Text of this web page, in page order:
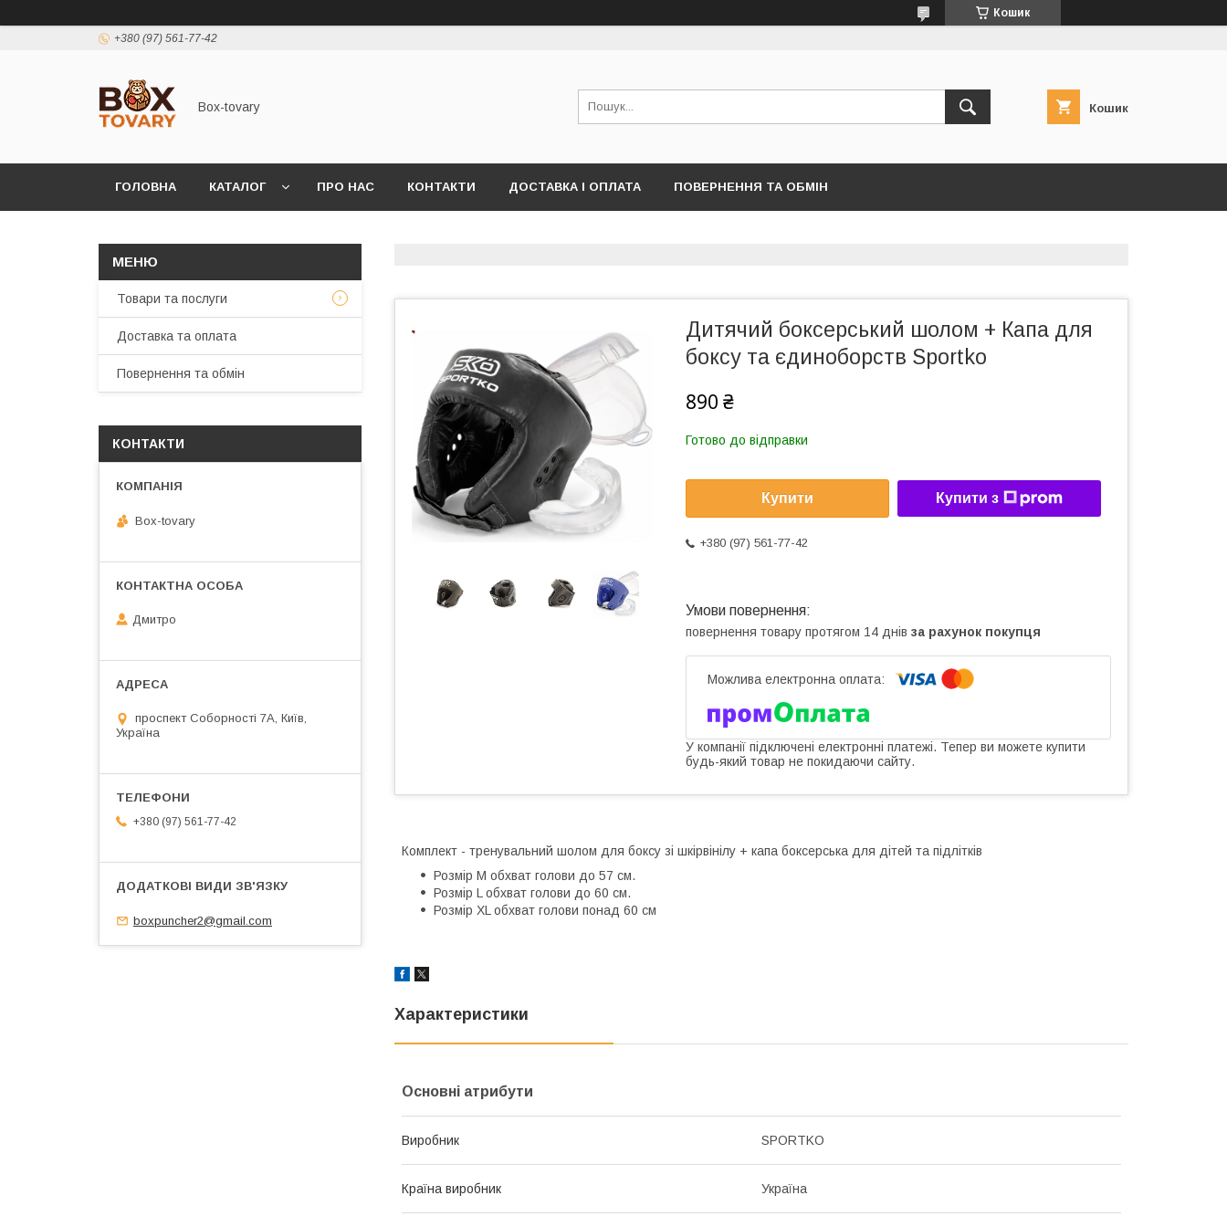
Кошик
+380 (97) 561-77-42
Box-tovary Кошик
ГОЛОВНА КАТАЛОГ ПРО НАС КОНТАКТИ ДОСТАВКА І ОПЛАТА ПОВЕРНЕННЯ ТА ОБМІН
Дитячий боксерський шолом + Капа для
боксу та єдиноборств Sportko
890 ₴
Готово до відправки
Купити Купити з
+380 (97) 561-77-42
повернення товару протягом 14 днів за рахунок покупця
У компанії підключені електронні платежі. Тепер ви можете купити
будь-який товар не покидаючи сайту.
Комплект - тренувальний шолом для боксу зі шкірвінілу + капа боксерська для дітей та підлітків
Розмір M обхват голови до 57 см.
Розмір L обхват голови до 60 см.
Розмір XL обхват голови понад 60 см
Характеристики
Основні атрибути
Виробник SPORTKO
Країна виробник Україна
Товари та послуги
Доставка та оплата
Повернення та обмін
КОНТАКТИ
Box-tovary
Дмитро
проспект Соборності 7А, Київ,
Україна
+380 (97) 561-77-42
boxpuncher2@gmail.com